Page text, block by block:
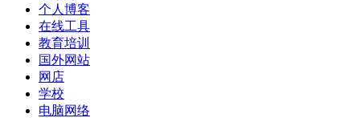
个人博客
在线工具
教育培训
国外网站
网店
学校
电脑网络